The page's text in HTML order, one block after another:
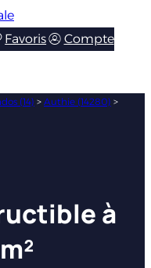
Favoris Compte
(14) > Authie (14280) >
à